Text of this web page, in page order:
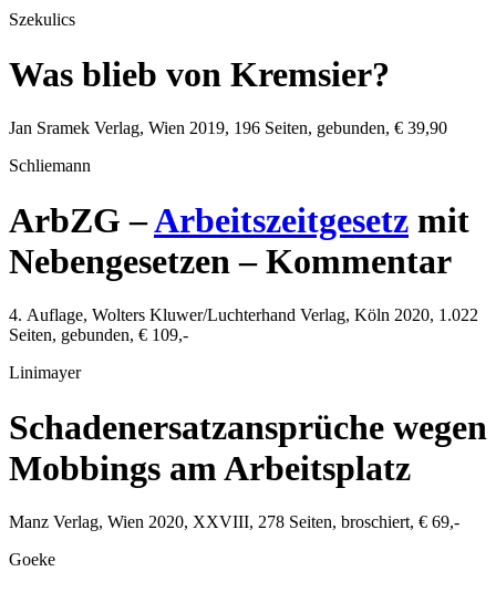
Szekulics
Was blieb von Kremsier?
Jan Sramek Verlag, Wien 2019, 196 Seiten, gebunden, € 39,90
Schliemann
ArbZG –Arbeitszeitgesetz mit
Nebengesetzen – Kommentar
4. Auflage, Wolters Kluwer/Luchterhand Verlag, Köln 2020, 1.022
Seiten, gebunden, € 109,-
Linimayer
Schadenersatzansprüche wegen
Mobbings am Arbeitsplatz
Manz Verlag, Wien 2020, XXVIII, 278 Seiten, broschiert, € 69,-
Goeke